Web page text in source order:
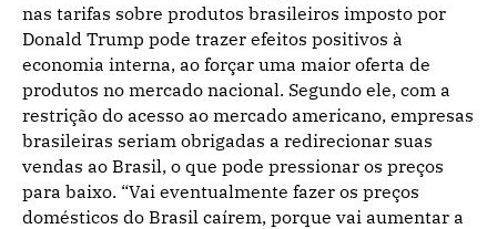
nas tarifas sobre produtos brasileiros imposto por
Donald Trump pode trazer efeitos positivos à
economia interna, ao forçar uma maior oferta de
produtos no mercado nacional. Segundo ele, com a
restrição do acesso ao mercado americano, empresas
brasileiras seriam obrigadas a redirecionar suas
vendas ao Brasil, o que pode pressionar os preços
para baixo. “Vai eventualmente fazer os preços
domésticos do Brasil caírem, porque vai aumentar a